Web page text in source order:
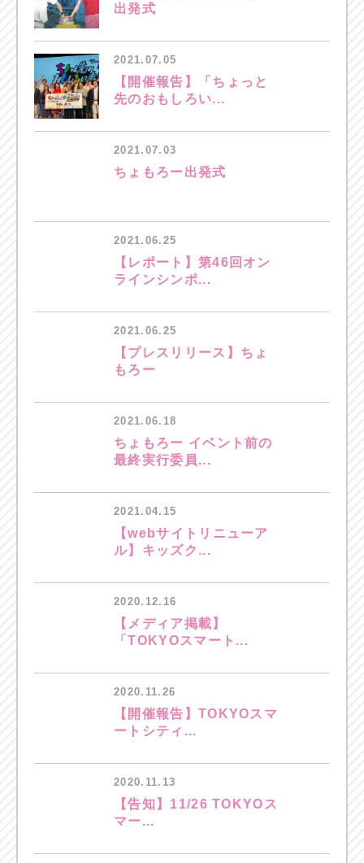
出発式
2021.07.05
【開催報告】「ちょっと
先のおもしろい...
2021.07.03
ちょもろー出発式
2021.06.25
【レポート】第46回オン
ラインシンポ...
2021.06.25
【プレスリリース】ちょ
もろー
2021.06.18
ちょもろー イベント前の
最終実行委員...
2021.04.15
【webサイトリニューア
ル】キッズク...
2020.12.16
【メディア掲載】
「TOKYOスマート...
2020.11.26
【開催報告】TOKYOスマ
ートシティ...
2020.11.13
【告知】11/26 TOKYOス
マー...